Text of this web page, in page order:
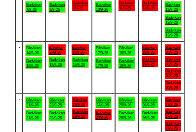
Badviken
7/9-26
Badviken
8/9-26
Badviken
9/9-26
Badviken
10/9-26
Badviken
11/9-26
Badviken
12/9-26
Båtviken
13/9-26
Badviken
13/9-26
Badviken
13/9-26
Båtviken
14/9-26
Badviken
14/9-26
Båtviken
15/9-26
Badviken
15/9-26
Båtviken
16/9-26
Badviken
16/9-26
Båtviken
17/9-26
Badviken
17/9-26
Båtviken
18/9-26
Badviken
18/9-26
Båtviken
19/9-26
Badviken
19/9-26
Båtviken
20/9-26
Båtviken
20/9-26
Badviken
20/9-26
Badviken
20/9-26
Båtviken
21/9-26
Badviken
21/9-26
Båtviken
22/9-26
Badviken
22/9-26
Båtviken
23/9-26
Badviken
23/9-26
Båtviken
24/9-26
Badviken
24/9-26
Båtviken
25/9-26
Badviken
25/9-26
Båtviken
26/9-26
Badviken
26/9-26
Båtviken
27/9-26
Båtviken
27/9-26
Badviken
27/9-26